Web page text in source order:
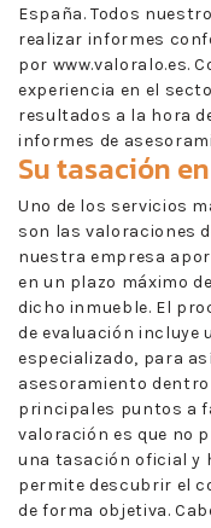
España. Todos
realizar informes
por www.valoralo.es.
experiencia en el
resultados a la hora
informes de
Su tasación
Uno de los servicios
son las valoraciones
nuestra empresa
en un plazo máximo
dicho inmueble. El
de evaluación incluye
especializado, para
asesoramiento
principales puntos a
valoración es que no
una tasación oficial y
permite descubrir el
de forma objetiva.